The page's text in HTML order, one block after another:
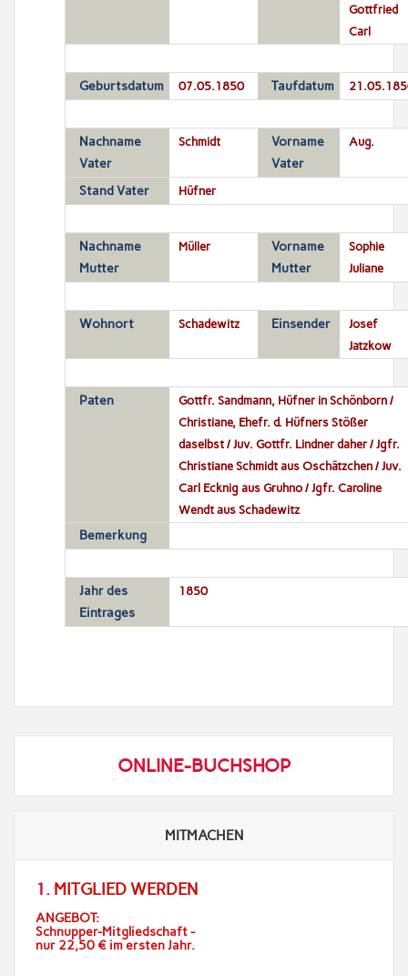
Gottfried
Carl
Geburtsdatum 07.05.1850 Taufdatum
Nachname
Vater
Schmidt
Vorname
Vater
Aug.
Stand Vater Hüfner
Nachname
Mutter
Müller
Vorname
Mutter
Sophie
Juliane
Wohnort Schadewitz Einsender
Josef
Jatzkow
Paten
Gottfr. Sandmann, Hüfner in Schönborn /
Christiane, Ehefr. d. Hüfners Stößer
daselbst / Juv. Gottfr. Lindner daher / Jgfr.
Christiane Schmidt aus Oschätzchen / Juv.
Carl Ecknig aus Gruhno / Jgfr. Caroline
Wendt aus Schadewitz
Bemerkung
Jahr des
Eintrages
1850
ONLINE-BUCHSHOP
MITMACHEN
1. MITGLIED WERDEN
ANGEBOT:
Schnupper-Mitgliedschaft -
nur 22,50 € im ersten Jahr.